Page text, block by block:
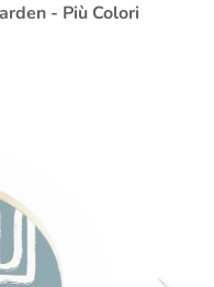
- Più Colori